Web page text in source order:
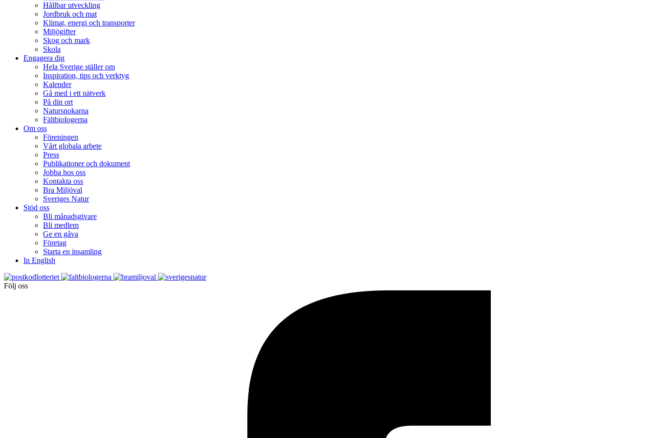
Hållbar utveckling
Jordbruk och mat
Klimat, energi och transporter
Miljögifter
Skog och mark
Skola
Engagera dig
Hela Sverige ställer om
Inspiration, tips och verktyg
Kalender
Gå med i ett nätverk
På din ort
Natursnokarna
Fältbiologerna
Om oss
Föreningen
Vårt globala arbete
Press
Publikationer och dokument
Jobba hos oss
Kontakta oss
Bra Miljöval
Sveriges Natur
Stöd oss
Bli månadsgivare
Bli medlem
Ge en gåva
Företag
Starta en insamling
In English
Följ oss